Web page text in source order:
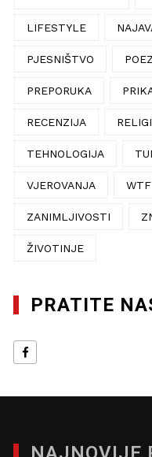
LIFESTYLE
PJESNIŠTVO
PREPORUKA
RECENZIJA
TEHNOLOGIJA
VJEROVANJA WTF
ZANIMLJIVOSTI
ŽIVOTINJE
PRATITE